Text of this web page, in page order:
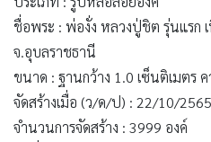
ชื่อพระ : พ่องั่ง หลวงปู่ชิต รุ่นแรก
จ.อุบลราชธานี
ขนาด : ฐานกว้าง 1.0 เซ็นติเมตร
จัดสร้างเมื่อ (ว/ด/ป) : 22/10/2565
จำนวนการจัดสร้าง : 3999 องค์